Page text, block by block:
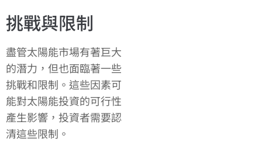
挑戰與限制
盡管太陽能市場有著巨大
的潛力，但也面臨著一些
挑戰和限制。這些因素可
能對太陽能投資的可行性
產生影響，投資者需要認
清這些限制。